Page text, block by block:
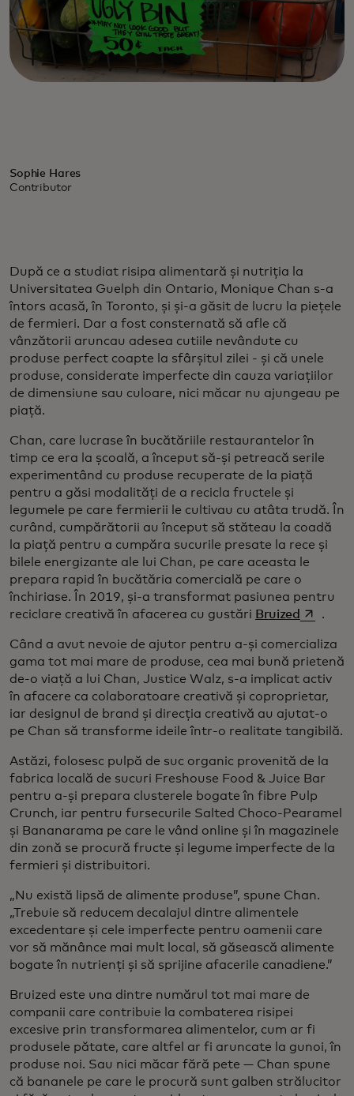
Sophie Hares
Contributor
După ce a studiat risipa alimentară și nutriția la
Universitatea Guelph din Ontario, Monique Chan s-a
întors acasă, în Toronto, și și-a găsit de lucru la piețele
de fermieri. Dar a fost consternată să afle că
vânzătorii aruncau adesea cutiile nevândute cu
produse perfect coapte la sfârșitul zilei - și că unele
produse, considerate imperfecte din cauza variațiilor
de dimensiune sau culoare, nici măcar nu ajungeau pe
piață.
Chan, care lucrase în bucătăriile restaurantelor în
timp ce era la școală, a început să-și petreacă serile
experimentând cu produse recuperate de la piață
pentru a găsi modalități de a recicla fructele și
legumele pe care fermierii le cultivau cu atâta trudă. În
curând, cumpărătorii au început să stăteau la coadă
la piață pentru a cumpăra sucurile presate la rece și
bilele energizante ale lui Chan, pe care aceasta le
prepara rapid în bucătăria comercială pe care o
închiriase. În 2019, și-a transformat pasiunea pentru
reciclare creativă în afacerea cu gustări Bruized opens
.
Când a avut nevoie de ajutor pentru a-și comercializa
gama tot mai mare de produse, cea mai bună prietenă
de-o viață a lui Chan, Justice Walz, s-a implicat activ
în afacere ca colaboratoare creativă și coproprietar,
iar designul de brand și direcția creativă au ajutat-o
pe Chan să transforme ideile într-o realitate tangibilă.
Astăzi, folosesc pulpă de suc organic provenită de la
fabrica locală de sucuri Freshouse Food & Juice Bar
pentru a-și prepara clusterele bogate în fibre Pulp
Crunch, iar pentru fursecurile Salted Choco-Pearamel
și Bananarama pe care le vând online și în magazinele
din zonă se procură fructe și legume imperfecte de la
fermieri și distribuitori.
„Nu există lipsă de alimente produse”, spune Chan.
„Trebuie să reducem decalajul dintre alimentele
excedentare și cele imperfecte pentru oamenii care
vor să mănânce mai mult local, să găsească alimente
bogate în nutrienți și să sprijine afacerile canadiene.”
Bruized este una dintre numărul tot mai mare de
companii care contribuie la combaterea risipei
excesive prin transformarea alimentelor, cum ar fi
produsele pătate, care altfel ar fi aruncate la gunoi, în
produse noi. Sau nici măcar fără pete — Chan spune
că bananele pe care le procură sunt galben strălucitor